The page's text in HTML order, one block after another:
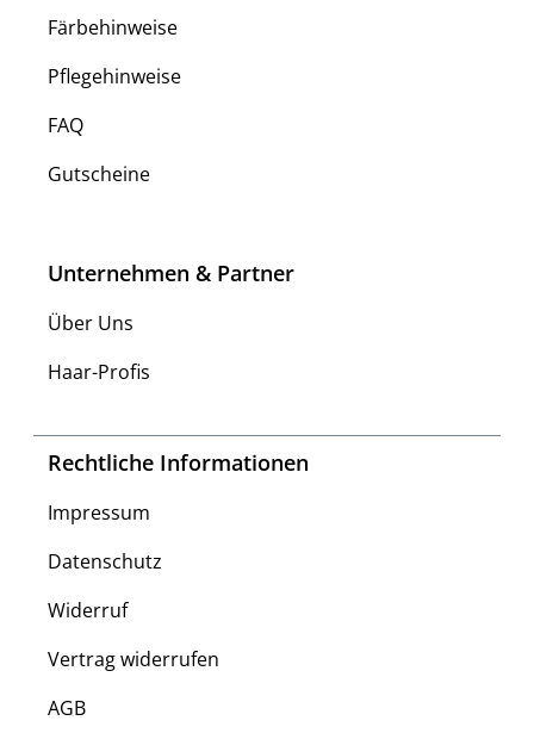
Färbehinweise
Pflegehinweise
FAQ
Gutscheine
Unternehmen & Partner
Über Uns
Haar-Profis
Rechtliche Informationen
Impressum
Datenschutz
Widerruf
Vertrag widerrufen
AGB